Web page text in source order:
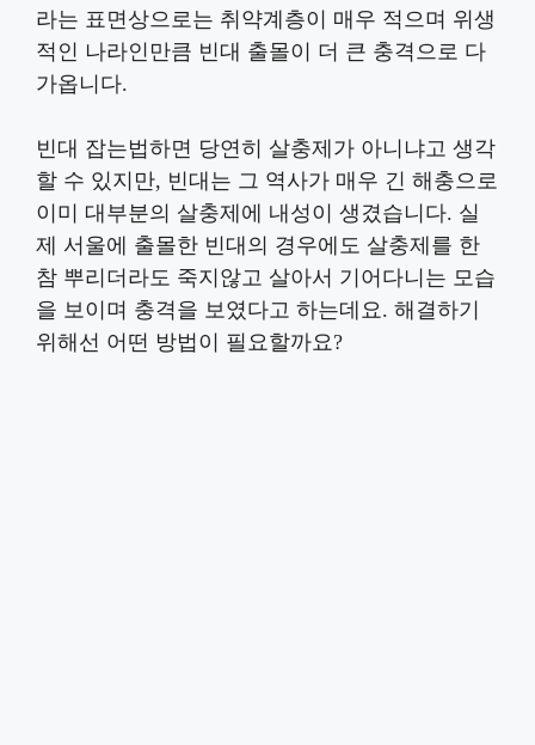
라는 표면상으로는 취약계층이 매우 적으며 위생
적인 나라인만큼 빈대 출몰이 더 큰 충격으로 다
가옵니다.
빈대 잡는법하면 당연히 살충제가 아니냐고 생각
할 수 있지만, 빈대는 그 역사가 매우 긴 해충으로
이미 대부분의 살충제에 내성이 생겼습니다. 실
제 서울에 출몰한 빈대의 경우에도 살충제를 한
참 뿌리더라도 죽지않고 살아서 기어다니는 모습
을 보이며 충격을 보였다고 하는데요. 해결하기
위해선 어떤 방법이 필요할까요?